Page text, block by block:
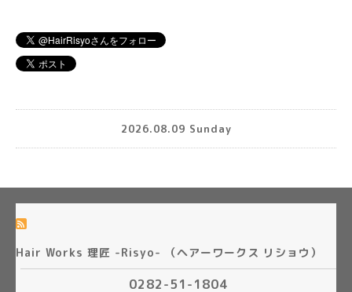
2026.08.09 Sunday
Hair Works 理匠 -Risyo- （ヘアーワークス リショウ）
0282-51-1804